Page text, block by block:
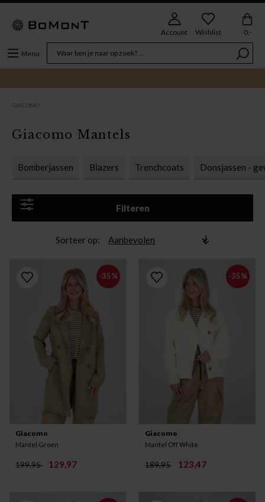
Menu
Account Wishlist 0,-
GIACOMO
Bomberjassen Blazers Trenchcoats Donsjassen -
Filteren
Giacomo Mantels
Sorteer op
-35%
Giacomo
Mantel Groen
199,95 129,97
-35%
Giacomo
Mantel Off White
189,95 123,47